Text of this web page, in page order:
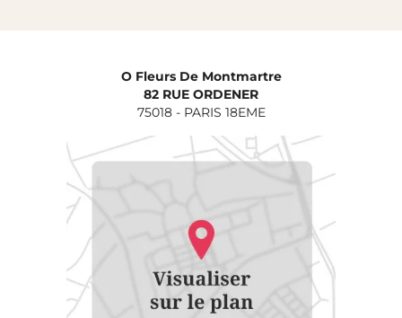
O Fleurs De Montmartre
82 RUE ORDENER
75018- PARIS 18EME